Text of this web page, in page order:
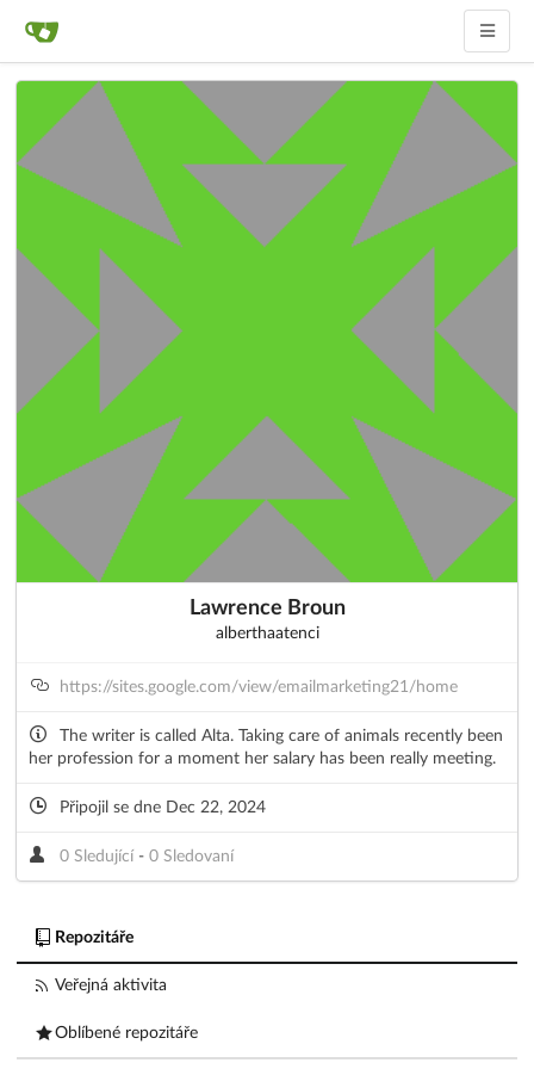
Lawrence Broun
alberthaatenci
https://sites.google.com/view/emailmarketing21/home
The writer is called Alta. Taking care of animals recently been
her profession for a moment her salary has been really meeting.
Připojil se dne Dec 22, 2024
0 Sledující - 0 Sledovaní
Repozitáře
Veřejná aktivita
Oblíbené repozitáře